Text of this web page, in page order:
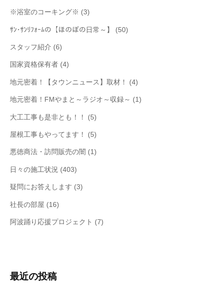
※浴室のコーキング※ (3)
ｻﾝ･ｻﾝﾘﾌｫｰﾑの【ほのぼの日常～】 (50)
スタッフ紹介 (6)
国家資格保有者 (4)
地元密着！【タウンニュース】取材！ (4)
地元密着！FMやまと～ラジオ～収録～ (1)
大工工事も是非とも！！ (5)
屋根工事もやってます！ (5)
悪徳商法・訪問販売の闇 (1)
日々の施工状況 (403)
疑問にお答えします (3)
社長の部屋 (16)
阿波踊り応援プロジェクト (7)
最近の投稿